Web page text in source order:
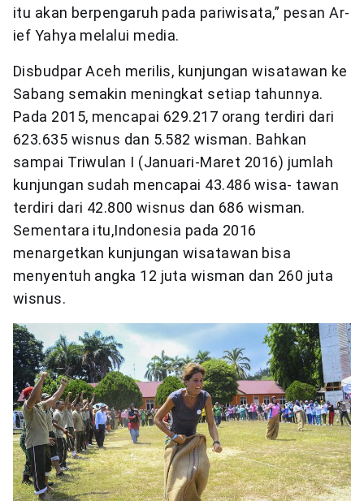
itu akan berpengaruh pada pariwisata,” pesan Ar-
ief Yahya melalui media.
Disbudpar Aceh merilis, kunjungan wisatawan ke
Sabang semakin meningkat setiap tahunnya.
Pada 2015, mencapai 629.217 orang terdiri dari
623.635 wisnus dan 5.582 wisman. Bahkan
sampai Triwulan I (Januari-Maret 2016) jumlah
kunjungan sudah mencapai 43.486 wisa- tawan
terdiri dari 42.800 wisnus dan 686 wisman.
Sementara itu,Indonesia pada 2016
menargetkan kunjungan wisatawan bisa
menyentuh angka 12 juta wisman dan 260 juta
wisnus.